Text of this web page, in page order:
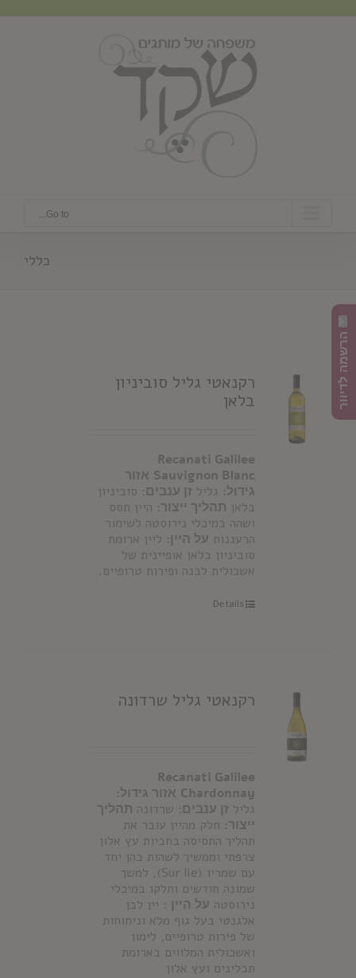
Go to...
כללי
רקנאטי גליל סוביניון
בלאן
Recanati Galilee
Sauvignon Blanc אזור
גידול: גליל זן ענבים: סוביניון
בלאן תהליך ייצור: היין תסס
ושהה במיכלי נירוסטה לשימור
הרעננות על היין: ליין ארומת
סוביניון בלאן אופיינית של
אשכולית לבנה ופירות טרופיים.
Details
רקנאטי גליל שרדונה
Recanati Galilee
Chardonnay אזור גידול:
גליל זן ענבים: שרדונה תהליך
ייצור: חלק מהיין עובר את
תהליך התסיסה בחביות עץ אלון
צרפתי וממשיך לשהות בהן יחד
עם שמריו (Sur lie), למשך
שמונה חודשים וחלקו במיכלי
נירוסטה על היין : יין לבן
אלגנטי בעל גוף מלא וניחוחות
של פירות טרופיים, לימון
ואשכולית המלווים בארומת
תבלינים ועץ אלון
הרשמה לדיוור